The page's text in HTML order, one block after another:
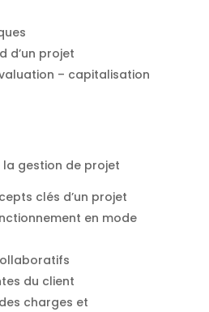
d’un projet
– capitalisation
la gestion de projet
clés d’un projet
en mode
du client
charges et